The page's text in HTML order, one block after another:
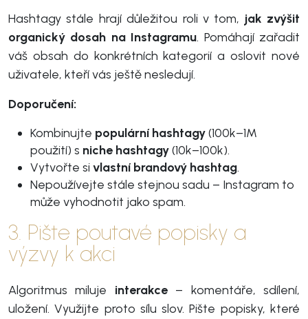
Hashtagy stále hrají důležitou roli v tom, jak zvýšit
organický dosah na Instagramu. Pomáhají zařadit
váš obsah do konkrétních kategorií a oslovit nové
uživatele, kteří vás ještě nesledují.
Doporučení:
Kombinujte populární hashtagy(100k–1M
použití) s niche hashtagy(10k–100k).
Vytvořte sivlastní brandový hashtag.
Nepoužívejte stále stejnou sadu – Instagram to
může vyhodnotit jako spam.
3. Pište poutavé popisky a
výzvy k akci
Algoritmus miluje interakce– komentáře, sdílení,
uložení. Využijte proto sílu slov. Pište popisky, které